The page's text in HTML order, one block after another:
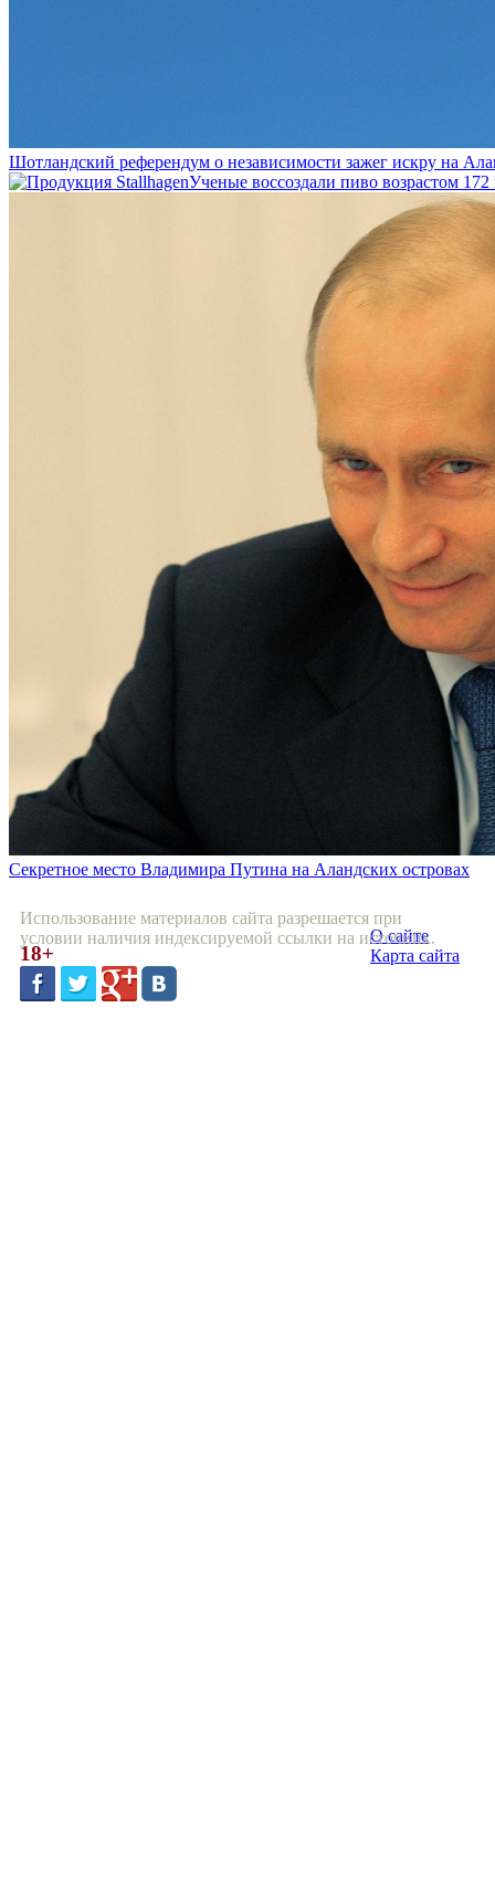
Шотландский референдум о независимости зажег искру на
Ученые воссоздали пиво возрастом 172
Секретное место Владимира Путина на Аландских островах
Использование материалов сайта разрешается при
условии наличия индексируемой ссылки на источник.
18+
О сайте
Карта сайта